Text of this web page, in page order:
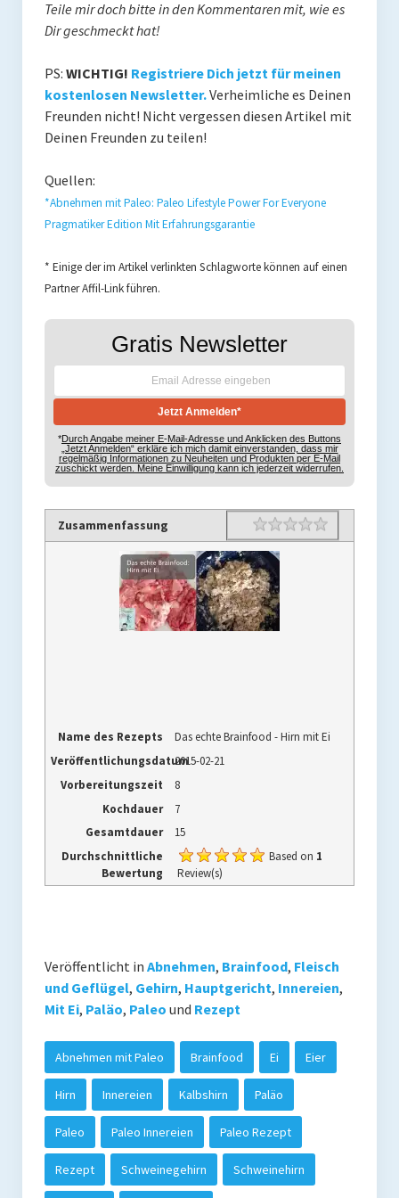
Teile mir doch bitte in den Kommentaren mit, wie es
Dir geschmeckt hat!
PS: WICHTIG! Registriere Dich jetzt für meinen
kostenlosen Newsletter.Verheimliche es Deinen
Freunden nicht! Nicht vergessen diesen Artikel mit
Deinen Freunden zu teilen!
Quellen:
*Abnehmen mit Paleo: Paleo Lifestyle Power For Everyone
Pragmatiker Edition Mit Erfahrungsgarantie
* Einige der im Artikel verlinkten Schlagworte können auf einen
Partner Affil-Link führen.
Gratis Newsletter
*Durch Angabe meiner E-Mail-Adresse und Anklicken des Buttons
„Jetzt Anmelden“ erkläre ich mich damit einverstanden, dass mir
regelmäßig Informationen zu Neuheiten und Produkten per E-Mail
zuschickt werden. Meine Einwilligung kann ich jederzeit widerrufen.
Zusammenfassung Rating 1 star
2 stars
3 stars
4 stars
5 stars
Name des Rezepts
Das echte Brainfood - Hirn mit Ei
Veröffentlichungsdatum2015-02-21
Vorbereitungszeit
8
Kochdauer
7
Gesamtdauer
15
Durchschnittliche
Bewertung
Based on 1
Review(s)
Veröffentlicht in Abnehmen, Brainfood, Fleisch
und Geflügel, Gehirn, Hauptgericht, Innereien,
Mit Ei, Paläo, Paleo und Rezept
Abnehmen mit Paleo Brainfood Ei Eier
Hirn Innereien Kalbshirn Paläo
Paleo Paleo Innereien Paleo Rezept
Rezept Schweinegehirn Schweinehirn